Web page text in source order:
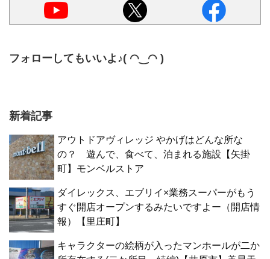
フォローしてもいいよ♪( ◠‿◠ )
新着記事
アウトドアヴィレッジ やかげはどんな所な
の？ 遊んで、食べて、泊まれる施設【矢掛
町】モンベルストア
ダイレックス、エブリイ×業務スーパーがもう
すぐ開店オープンするみたいですよー（開店情
報）【里庄町】
キャラクターの絵柄が入ったマンホールが二か